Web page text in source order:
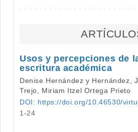
Usos y percepciones de
escritura académica
Denise Hernández y Hernández,
Trejo, Miriam Itzel Ortega Prieto
DOI: https://doi.org/10.46530/
1-24